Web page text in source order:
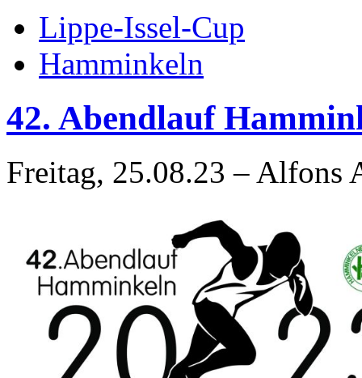
Lippe-Issel-Cup
Hamminkeln
42. Abendlauf
Freitag, 25.08.23 – Alfons